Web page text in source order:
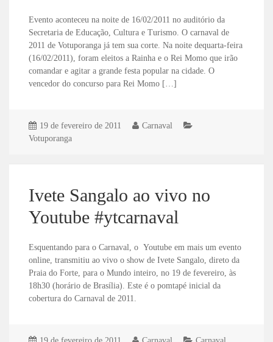
Evento aconteceu na noite de 16/02/2011 no auditório da
Secretaria de Educação, Cultura e Turismo. O carnaval de
2011 de Votuporanga já tem sua corte. Na noite dequarta-feira
(16/02/2011), foram eleitos a Rainha e o Rei Momo que irão
comandar e agitar a grande festa popular na cidade. O
vencedor do concurso para Rei Momo […]
19 de fevereiro de 2011
Carnaval
Votuporanga
Ivete Sangalo ao vivo no
Youtube #ytcarnaval
Esquentando para o Carnaval, o Youtube em mais um evento
online, transmitiu ao vivo o show de Ivete Sangalo, direto da
Praia do Forte, para o Mundo inteiro, no 19 de fevereiro, às
18h30 (horário de Brasília). Este é o pomtapé inicial da
cobertura do Carnaval de 2011.